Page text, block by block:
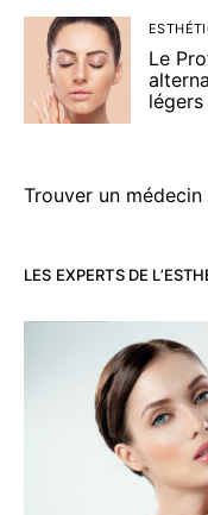
Le
légers
Trouver un médecin
LES EXPERTS DE